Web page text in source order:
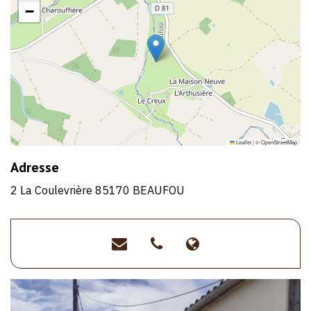
−
Leaflet|©OpenStreetMap
Adresse
2 La Coulevrière 85170 BEAUFOU
>02
51
37
>https://
de-
france-